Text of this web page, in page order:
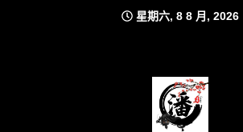
星期六, 8 8 月, 2026